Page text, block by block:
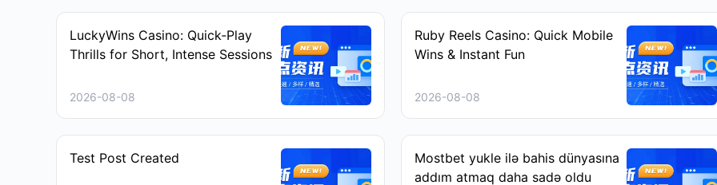
LuckyWins Casino: Quick‑Play
Thrills for Short, Intense Sessions
2026-08-08
Ruby Reels Casino: Quick Mobile
Wins & Instant Fun
2026-08-08
Test Post Created
Mostbet yukle ilə bahis dünyasına
addım atmaq daha sadə oldu